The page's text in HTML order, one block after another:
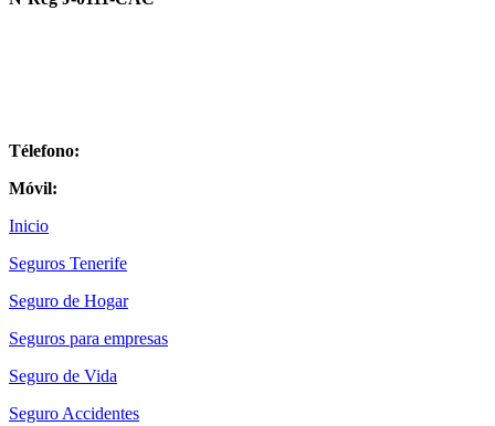
Télefono:
Móvil:
Inicio
Seguros Tenerife
Seguro de Hogar
Seguros para empresas
Seguro de Vida
Seguro Accidentes